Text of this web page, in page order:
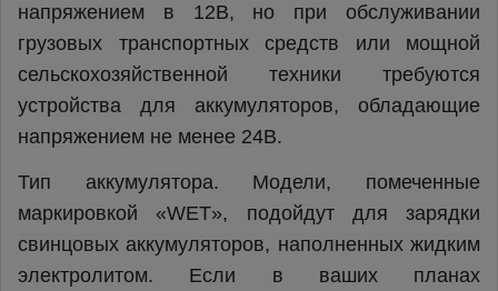
напряжением в 12В, но при обслуживании
грузовых транспортных средств или мощной
сельскохозяйственной техники требуются
устройства для аккумуляторов, обладающие
напряжением не менее 24В.
Тип аккумулятора. Модели, помеченные
маркировкой «WET», подойдут для зарядки
свинцовых аккумуляторов, наполненных жидким
электролитом. Если в ваших планах